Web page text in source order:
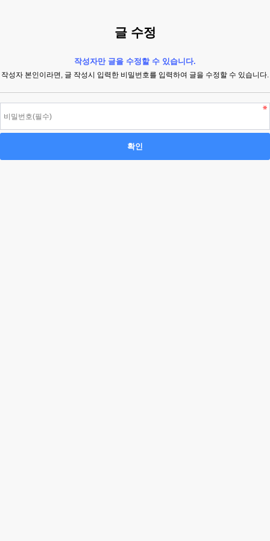
글 수정
작성자만 글을 수정할 수 있습니다.
작성자 본인이라면, 글 작성시 입력한 비밀번호를 입력하여 글을 수정할 수 있습니다.